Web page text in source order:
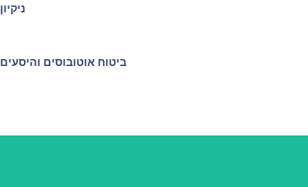
ניקיון
ביטוח אוטובוסים והיסעים